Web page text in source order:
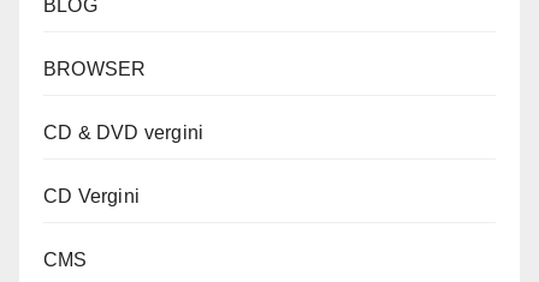
BLOG
BROWSER
CD & DVD vergini
CD Vergini
CMS